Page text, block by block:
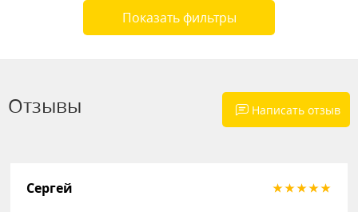
Показать фильтры
Отзывы Написать отзыв
Сергей